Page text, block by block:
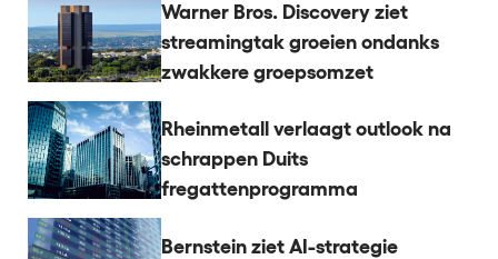
Warner Bros. Discovery ziet
streamingtak groeien ondanks
zwakkere groepsomzet
Rheinmetall verlaagt outlook na
schrappen Duits
fregattenprogramma
Bernstein ziet AI-strategie